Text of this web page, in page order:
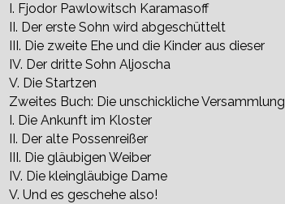
I. Fjodor Pawlowitsch Karamasoff
II. Der erste Sohn wird abgeschüttelt
III. Die zweite Ehe und die Kinder aus dieser
IV. Der dritte Sohn Aljoscha
V. Die Startzen
Zweites Buch: Die unschickliche Versammlung
I. Die Ankunft im Kloster
II. Der alte Possenreißer
III. Die gläubigen Weiber
IV. Die kleingläubige Dame
V. Und es geschehe also!